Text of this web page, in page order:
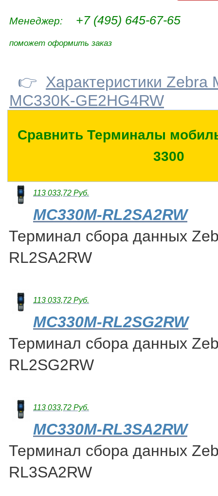
Менеджер: +7 (495) 645-67-65
поможет оформить заказ
👉 Характеристики Zebra
MC330K-GE2HG4RW
Сравнить Терминалы
3300
113 033,72 Руб.
MC330M-RL2SA2RW
Терминал сбора данных
RL2SA2RW
113 033,72 Руб.
MC330M-RL2SG2RW
Терминал сбора данных
RL2SG2RW
113 033,72 Руб.
MC330M-RL3SA2RW
Терминал сбора данных
RL3SA2RW